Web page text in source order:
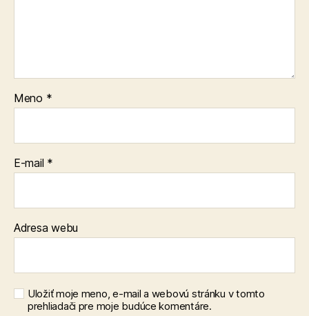
Meno *
E-mail *
Adresa webu
Uložiť moje meno, e-mail a webovú stránku v tomto
prehliadači pre moje budúce komentáre.